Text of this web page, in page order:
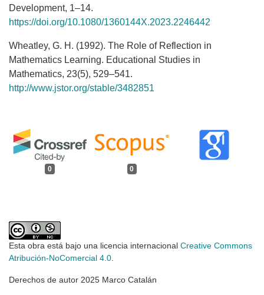
0 0
Development, 1–14.
https://doi.org/10.1080/1360144X.2023.2246442
Wheatley, G. H. (1992). The Role of Reflection in
Mathematics Learning. Educational Studies in
Mathematics, 23(5), 529–541.
http://www.jstor.org/stable/3482851
Esta obra está bajo una licencia internacional Creative Commons
Atribución-NoComercial 4.0
Derechos de autor 2025 Marco Catalán